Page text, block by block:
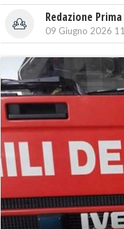
Redazione
09 Giugno 2026